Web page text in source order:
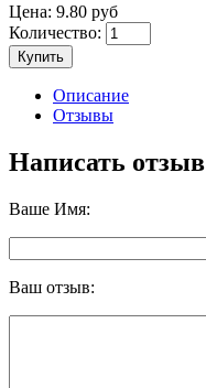
Цена: 9.80 руб
Количество:
Купить
Описание
Отзывы
Написать отзыв
Ваше Имя:
Ваш отзыв: